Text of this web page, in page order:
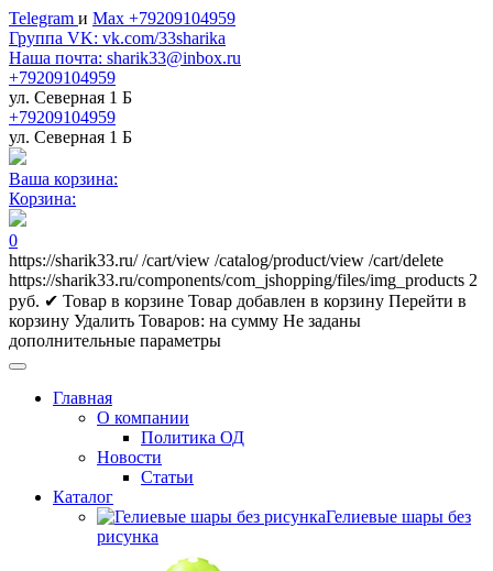
Telegram и Max +79209104959
Группа VK: vk.com/33sharika
Наша почта: sharik33@inbox.ru
+79209104959
ул. Северная 1 Б
+79209104959
ул. Северная 1 Б
Ваша корзина:
Корзина:
0
https://sharik33.ru/ /cart/view /catalog/product/view /cart/delete
https://sharik33.ru/components/com_jshopping/files/img_products 2
руб. ✔ Товар в корзине Товар добавлен в корзину Перейти в
корзину Удалить Товаров: на сумму Не заданы
дополнительные параметры
Главная
О компании
Политика ОД
Новости
Статьи
Каталог
Гелиевые шары без
рисунка